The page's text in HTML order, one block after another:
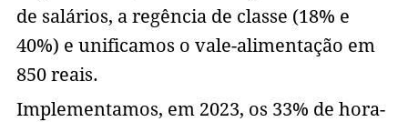
de salários, a regência de classe (18% e
40%) e unificamos o vale-alimentação em
850 reais.
Implementamos, em 2023, os 33% de hora-